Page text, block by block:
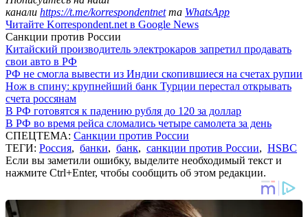
канали https://t.me/korrespondentnetта WhatsApp
Читайте Korrespondent.net в Google News
Санкции против России
Китайский производитель электрокаров запретил продавать
свои авто в РФ
РФ не смогла вывести из Индии скопившиеся на счетах рупии
Нож в спину: крупнейший банк Турции перестал открывать
счета россянам
В РФ готовятся к падению рубля до 120 за доллар
В РФ во время рейса сломались четыре самолета за день
СПЕЦТЕМА: Санкции против России
ТЕГИ: Россия, банки, банк, санкции против России, HSBC
Если вы заметили ошибку, выделите необходимый текст и
нажмите Ctrl+Enter, чтобы сообщить об этом редакции.